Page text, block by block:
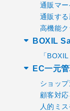
通販マ
通販す
高機能ク
BOXIL
「
EC一元
ショッ
顧客対
人的ミ